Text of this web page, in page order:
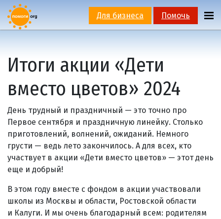
Для бизнеса Помочь
Итоги акции «Дети
вместо цветов» 2024
День трудный и праздничный — это точно про
Первое сентября и праздничную линейку. Столько
приготовлений, волнений, ожиданий. Немного
грусти — ведь лето закончилось. А для всех, кто
участвует в акции «Дети вместо цветов» — этот день
еще и добрый!
В этом году вместе с фондом в акции участвовали
школы из Москвы и области, Ростовской области
и Калуги. И мы очень благодарный всем: родителям